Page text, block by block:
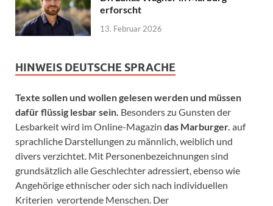
erforscht
13. Februar 2026
HINWEIS DEUTSCHE SPRACHE
Texte sollen und wollen gelesen werden und müssen
dafür flüssig lesbar sein. Besonders zu Gunsten der
Lesbarkeit wird im Online-Magazin das Marburger. auf
sprachliche Darstellungen zu männlich, weiblich und
divers verzichtet. Mit Personenbezeichnungen sind
grundsätzlich alle Geschlechter adressiert, ebenso wie
Angehörige ethnischer oder sich nach individuellen
Kriterien verortende Menschen. Der